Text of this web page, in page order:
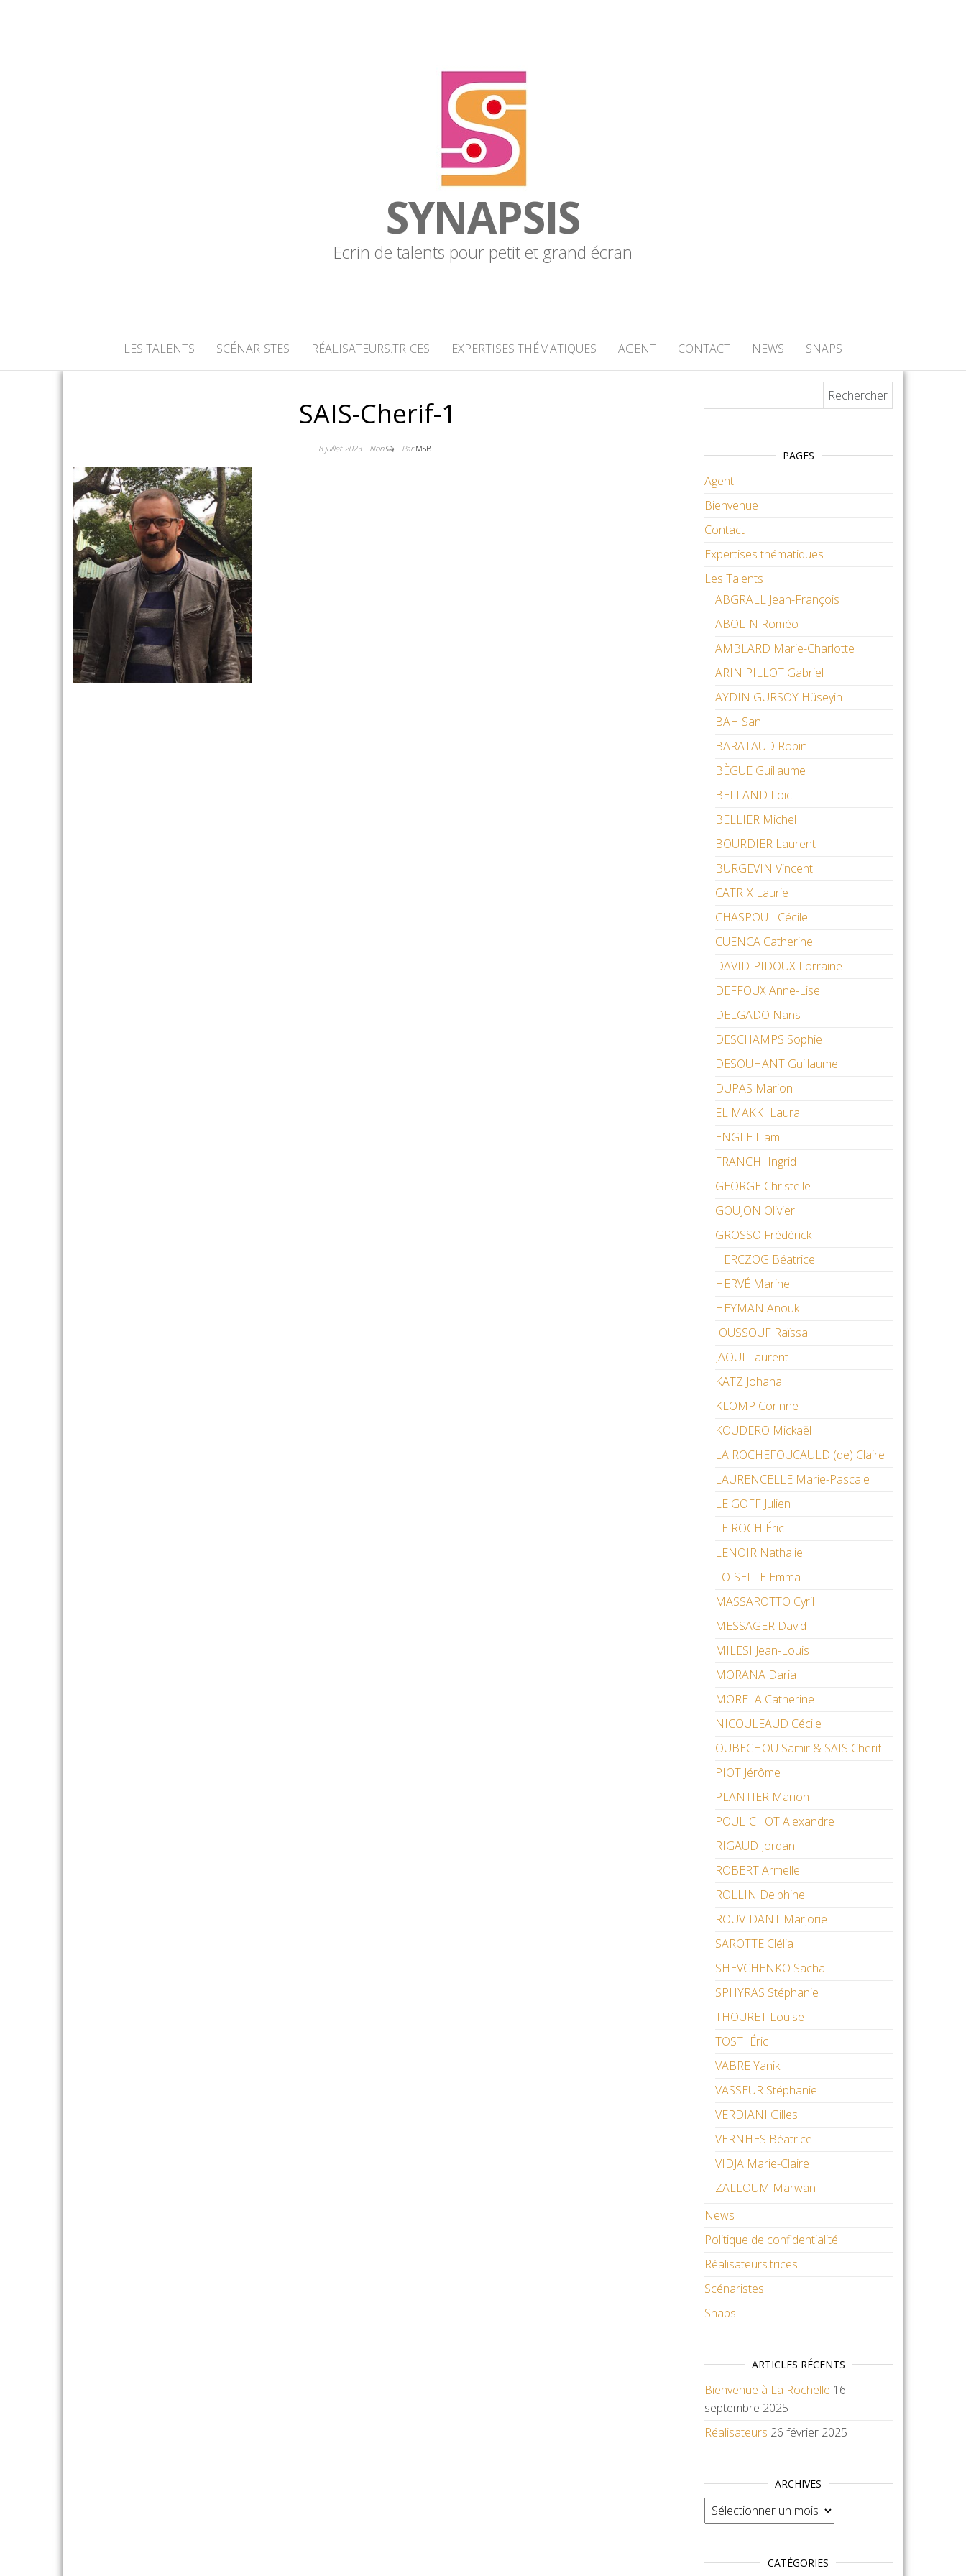
SYNAPSIS
Ecrin de talents pour petit et grand écran
LES TALENTS SCÉNARISTES RÉALISATEURS.TRICES EXPERTISES THÉMATIQUES AGENT CONTACT NEWS SNAPS
SAIS-Cherif-1
8 juillet 2023 Non ParMSB
PAGES
Agent
Bienvenue
Contact
Expertises thématiques
Les Talents
ABGRALL Jean-François
ABOLIN Roméo
AMBLARD Marie-Charlotte
ARIN PILLOT Gabriel
AYDIN GÜRSOY Hüseyin
BAH San
BARATAUD Robin
BÈGUE Guillaume
BELLAND Loïc
BELLIER Michel
BOURDIER Laurent
BURGEVIN Vincent
CATRIX Laurie
CHASPOUL Cécile
CUENCA Catherine
DAVID-PIDOUX Lorraine
DEFFOUX Anne-Lise
DELGADO Nans
DESCHAMPS Sophie
DESOUHANT Guillaume
DUPAS Marion
EL MAKKI Laura
ENGLE Liam
FRANCHI Ingrid
GEORGE Christelle
GOUJON Olivier
GROSSO Frédérick
HERCZOG Béatrice
HERVÉ Marine
HEYMAN Anouk
IOUSSOUF Raïssa
JAOUI Laurent
KATZ Johana
KLOMP Corinne
KOUDERO Mickaël
LA ROCHEFOUCAULD (de) Claire
LAURENCELLE Marie-Pascale
LE GOFF Julien
LE ROCH Éric
LENOIR Nathalie
LOISELLE Emma
MASSAROTTO Cyril
MESSAGER David
MILESI Jean-Louis
MORANA Daria
MORELA Catherine
NICOULEAUD Cécile
OUBECHOU Samir & SAÏS Cherif
PIOT Jérôme
PLANTIER Marion
POULICHOT Alexandre
RIGAUD Jordan
ROBERT Armelle
ROLLIN Delphine
ROUVIDANT Marjorie
SAROTTE Clélia
SHEVCHENKO Sacha
SPHYRAS Stéphanie
THOURET Louise
TOSTI Éric
VABRE Yanik
VASSEUR Stéphanie
VERDIANI Gilles
VERNHES Béatrice
VIDJA Marie-Claire
ZALLOUM Marwan
News
Politique de confidentialité
Réalisateurs.trices
Scénaristes
Snaps
ARTICLES RÉCENTS
Bienvenue à La Rochelle 16
septembre 2025
Réalisateurs 26 février 2025
ARCHIVES
Archives
CATÉGORIES